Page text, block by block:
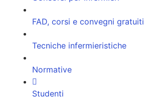
FAD, corsi e convegni gratuiti
Tecniche infermieristiche
Normative
Studenti